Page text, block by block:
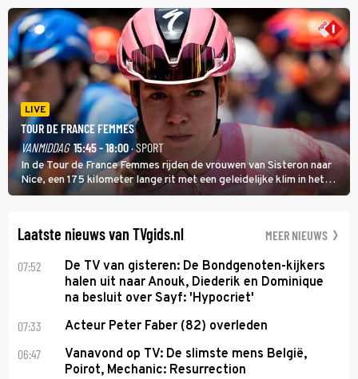
LIVE
TOUR DE FRANCE FEMMES
VANMIDDAG 15:45 - 18:00· SPORT
In de Tour de France Femmes rijden de vrouwen van Sisteron naar
Nice, een 175 kilometer lange rit met een geleidelijke klim in het
midden. Dat is mogelijk niet de zwaarste hindernis, dat is de
Laatste nieuws van TVgids.nl MEER NIEUWS
07:52
De TV van gisteren: De Bondgenoten-kijkers
halen uit naar Anouk, Diederik en Dominique
na besluit over Sayf: 'Hypocriet'
07:33 Acteur Peter Faber (82) overleden
06:47
Vanavond op TV: De slimste mens België,
Poirot, Mechanic: Resurrection